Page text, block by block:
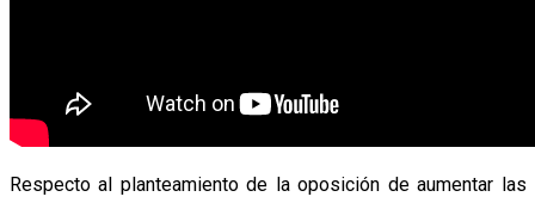
Respecto al planteamiento de la oposición de aumentar las